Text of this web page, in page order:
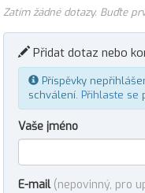
Zatím žádné dotazy. Buďte
Přidat dotaz nebo
Příspěvky
schválení. Přihlaste se
Vaše jméno
E-mail (nepovinný, pro